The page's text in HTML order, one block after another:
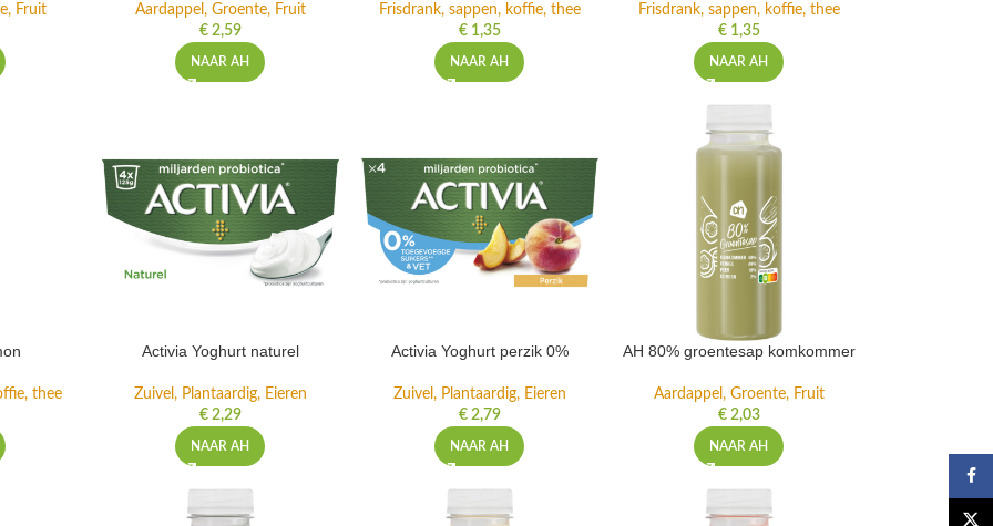
Fruit
Aardappel, Groente, Fruit
€2,59
NAAR AH
Frisdrank, sappen, koffie, thee
€1,35
NAAR AH
Frisdrank, sappen, koffie, thee
€1,35
NAAR AH
thee
Activia Yoghurt naturel
Zuivel, Plantaardig, Eieren
€2,29
NAAR AH
Activia Yoghurt perzik 0%
Zuivel, Plantaardig, Eieren
€2,79
NAAR AH
AH 80% groentesap komkommer
Aardappel, Groente, Fruit
€2,03
NAAR AH